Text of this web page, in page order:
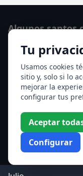
Tu
Usamos cookies
sitio y, solo si lo
mejorar la
configurar tus
Aceptar
Configurar
Algunos santos
San Hormisda papa
Ver todos los
Acceso a los
Enero
Marzo
Mayo